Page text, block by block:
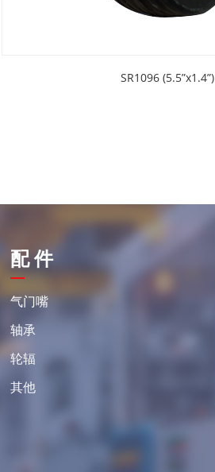
SR1096 (5.5”x1.4”)
配 件
气门嘴
轴承
轮辐
其他